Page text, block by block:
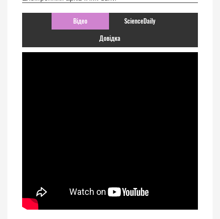
Відео ScienceDaily
Довідка